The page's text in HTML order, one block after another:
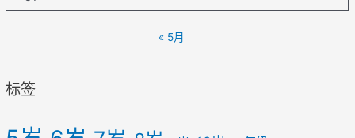
« 5月
标签